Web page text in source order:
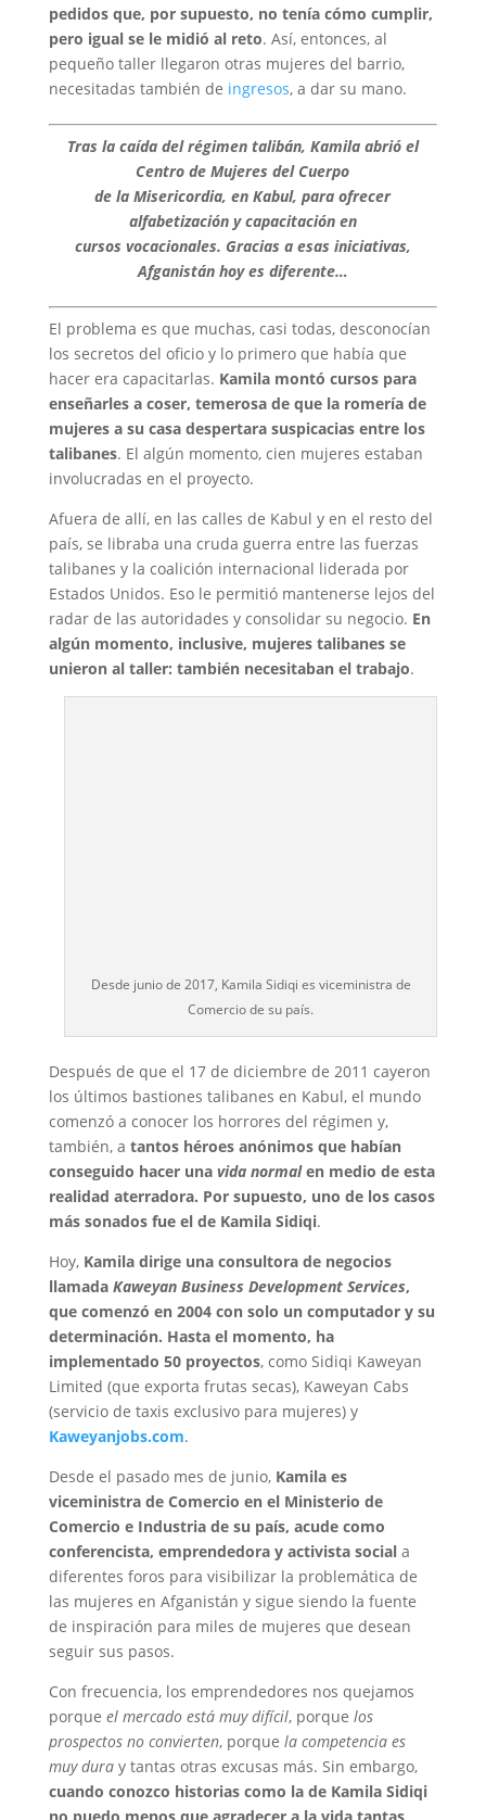
pedidos que, por supuesto, no tenía cómo cumplir,
pero igual se le midió al reto. Así, entonces, al
pequeño taller llegaron otras mujeres del barrio,
necesitadas también de ingresos, a dar su mano.
Tras la caída del régimen talibán, Kamila abrió el
Centro de Mujeres del Cuerpo
de la Misericordia, en Kabul, para ofrecer
alfabetización y capacitación en
cursos vocacionales. Gracias a esas iniciativas,
Afganistán hoy es diferente…
El problema es que muchas, casi todas, desconocían
los secretos del oficio y lo primero que había que
hacer era capacitarlas. Kamila montó cursos para
enseñarles a coser, temerosa de que la romería de
mujeres a su casa despertara suspicacias entre los
talibanes. El algún momento, cien mujeres estaban
involucradas en el proyecto.
Afuera de allí, en las calles de Kabul y en el resto del
país, se libraba una cruda guerra entre las fuerzas
talibanes y la coalición internacional liderada por
Estados Unidos. Eso le permitió mantenerse lejos del
radar de las autoridades y consolidar su negocio. En
algún momento, inclusive, mujeres talibanes se
unieron al taller: también necesitaban el trabajo.
Desde junio de 2017, Kamila Sidiqi es viceministra de
Comercio de su país.
Después de que el 17 de diciembre de 2011 cayeron
los últimos bastiones talibanes en Kabul, el mundo
comenzó a conocer los horrores del régimen y,
también, a tantos héroes anónimos que habían
conseguido hacer una vida normalen medio de esta
realidad aterradora. Por supuesto, uno de los casos
más sonados fue el de Kamila Sidiqi.
Hoy, Kamila dirige una consultora de negocios
llamada Kaweyan Business Development Services,
que comenzó en 2004 con solo un computador y su
determinación. Hasta el momento, ha
implementado 50 proyectos, como Sidiqi Kaweyan
Limited (que exporta frutas secas), Kaweyan Cabs
(servicio de taxis exclusivo para mujeres) y
Kaweyanjobs.com.
Desde el pasado mes de junio, Kamila es
viceministra de Comercio en el Ministerio de
Comercio e Industria de su país, acude como
conferencista, emprendedora y activista sociala
diferentes foros para visibilizar la problemática de
las mujeres en Afganistán y sigue siendo la fuente
de inspiración para miles de mujeres que desean
seguir sus pasos.
Con frecuencia, los emprendedores nos quejamos
porque el mercado está muy difícil, porque los
prospectos no convierten, porque la competencia es
muy duray tantas otras excusas más. Sin embargo,
cuando conozco historias como la de Kamila Sidiqi
no puedo menos que agradecer a la vida tantas